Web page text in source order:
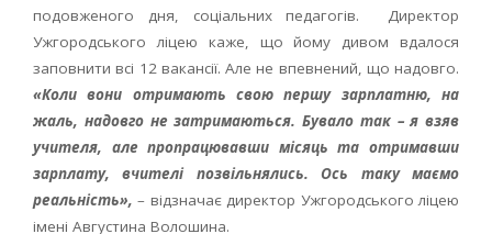
подовженого дня, соціальних педагогів. Директор
Ужгородського ліцею каже, що йому дивом вдалося
заповнити всі 12 вакансії. Але не впевнений, що надовго.
«Коли вони отримають свою першу зарплатню, на
жаль, надовго не затримаються. Бувало так – я взяв
учителя, але пропрацювавши місяць та отримавши
зарплату, вчителі позвільнялись. Ось таку маємо
реальність», – відзначає директор Ужгородського ліцею
імені Августина Волошина.